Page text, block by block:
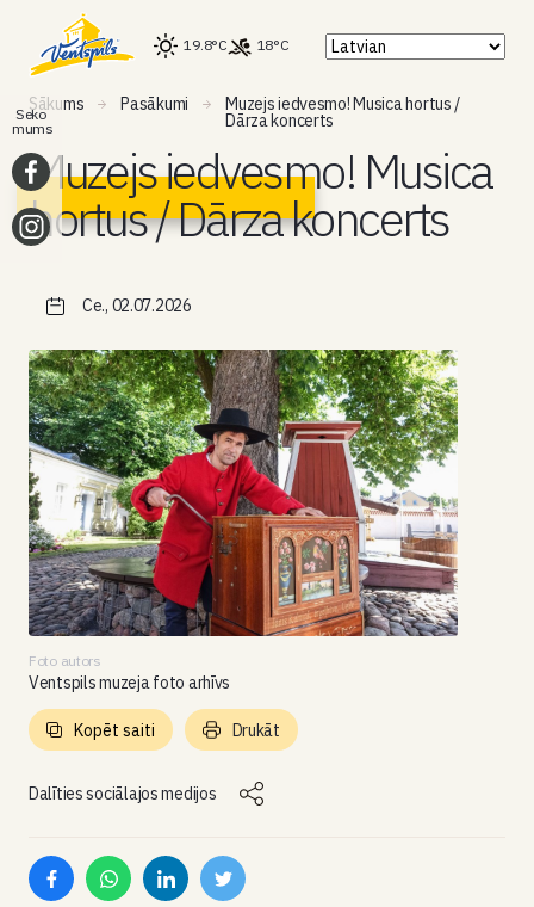
19.8°C 18°C
Sākums Pasākumi Muzejs iedvesmo! Musica hortus /
Dārza koncerts
Muzejs iedvesmo! Musica
hortus / Dārza koncerts
Ce., 02.07.2026
Foto autors
Ventspils muzeja foto arhīvs
Dalīties sociālajos medijos
Kopēt saiti Drukāt
Seko
mums